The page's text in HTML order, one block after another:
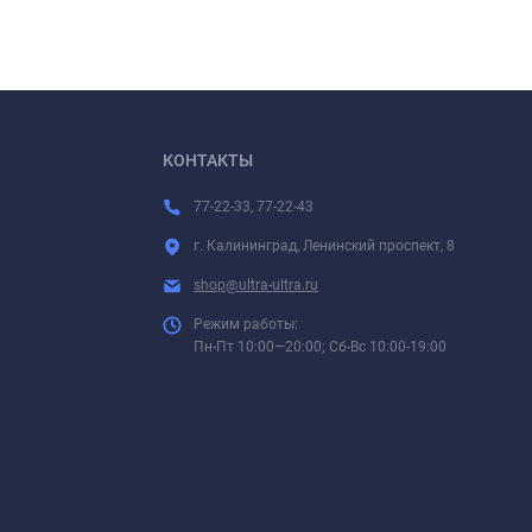
КОНТАКТЫ
77-22-33, 77-22-43
г. Калининград, Ленинский проспект, 8
shop@ultra-ultra.ru
Режим работы:
Пн-Пт 10:00—20:00; Сб-Вс 10:00-19:00